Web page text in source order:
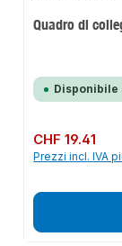
Quadro di
Disponibile
Prezzo normale:
CHF 19.41
Prezzi incl. IVA